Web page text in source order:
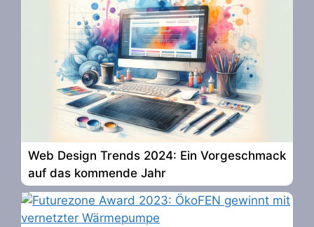
Web Design Trends 2024: Ein Vorgeschmack
auf das kommende Jahr